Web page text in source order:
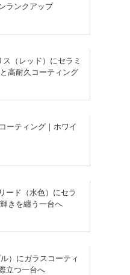
ランクアップ
ス（レッド）にセラミ
高耐久コーティング
ーティング｜ホワイ
ード（水色）にセラ
きを纏う一台へ
）にガラスコーティ
立つ一台へ